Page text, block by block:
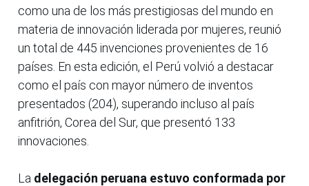
como una de los más prestigiosas del mundo en
materia de innovación liderada por mujeres, reunió
un total de 445 invenciones provenientes de 16
países. En esta edición, el Perú volvió a destacar
como el país con mayor número de inventos
presentados (204), superando incluso al país
anfitrión, Corea del Sur, que presentó 133
innovaciones.
La delegación peruana estuvo conformada por